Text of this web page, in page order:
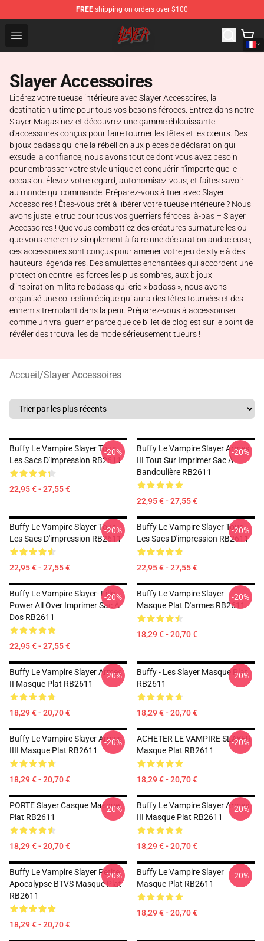
FREE shipping on orders over $100
Open menu
Slayer Store - Official Slayer Merchandise Shop
Slayer Accessoires
Libérez votre tueuse intérieure avec Slayer Accessoires, la
destination ultime pour tous vos besoins féroces. Entrez dans notre
Slayer Magasinez et découvrez une gamme éblouissante
d'accessoires conçus pour faire tourner les têtes et les cœurs. Des
bijoux badass qui crie la rébellion aux pièces de déclaration qui
exsude la confiance, nous avons tout ce dont vous avez besoin
pour embrasser votre style unique et conquérir n'importe quelle
occasion. Élevez votre regard, autonomisez-vous, et faites savoir
au monde qui commande. Préparez-vous à tuer avec Slayer
Accessoires ! Êtes-vous prêt à libérer votre tueuse intérieure ? Nous
avons juste le truc pour tous vos guerriers féroces là-bas – Slayer
Accessoires ! Que vous combattiez des créatures surnaturelles ou
que vous cherchiez simplement à faire une déclaration audacieuse,
ces accessoires sont conçus pour amener votre jeu de style à des
hauteurs légendaires. Des amulettes enchantées qui accordent une
protection contre les forces les plus sombres, aux bijoux
d'inspiration militaire badass qui crie « badass », nous avons
organisé une collection épique qui aura des têtes tournées et des
ennemis tremblant dans la peur. Préparez-vous à accessoiriser
comme un vrai guerrier parce que ce billet de blog est sur le point de
révéler des trouvailles de mode sérieusement tueurs !
Accueil/Slayer Accessoires
Buffy Le Vampire Slayer Tous
Les Sacs D'impression RB2611
22,95 € - 27,55 €
-20%
Buffy Le Vampire Slayer Armes
III Tout Sur Imprimer Sac À
Bandoulière RB2611
22,95 € - 27,55 €
-20%
Buffy Le Vampire Slayer Tous
Les Sacs D'impression RB2611
22,95 € - 27,55 €
-20%
Buffy Le Vampire Slayer Tous
Les Sacs D'impression RB2611
22,95 € - 27,55 €
-20%
Buffy Le Vampire Slayer- Fille
Power All Over Imprimer Sac À
Dos RB2611
22,95 € - 27,55 €
-20%
Buffy Le Vampire Slayer
Masque Plat D'armes RB2611
18,29 € - 20,70 €
-20%
Buffy Le Vampire Slayer Armes
II Masque Plat RB2611
18,29 € - 20,70 €
-20%
Buffy - Les Slayer Masque Plat
RB2611
18,29 € - 20,70 €
-20%
Buffy Le Vampire Slayer Armes
IIII Masque Plat RB2611
18,29 € - 20,70 €
-20%
ACHETER LE VAMPIRE SLAYER
Masque Plat RB2611
18,29 € - 20,70 €
-20%
PORTE Slayer Casque Masque
Plat RB2611
18,29 € - 20,70 €
-20%
Buffy Le Vampire Slayer Armes
III Masque Plat RB2611
18,29 € - 20,70 €
-20%
Buffy Le Vampire Slayer Petite
Apocalypse BTVS Masque Plat
RB2611
18,29 € - 20,70 €
-20%
Buffy Le Vampire Slayer
Masque Plat RB2611
18,29 € - 20,70 €
-20%